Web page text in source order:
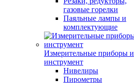
газовые горелки
Паяльные лампы и
комплектующие
Измерительные приборы и
инструмент
Нивелиры
Пирометры